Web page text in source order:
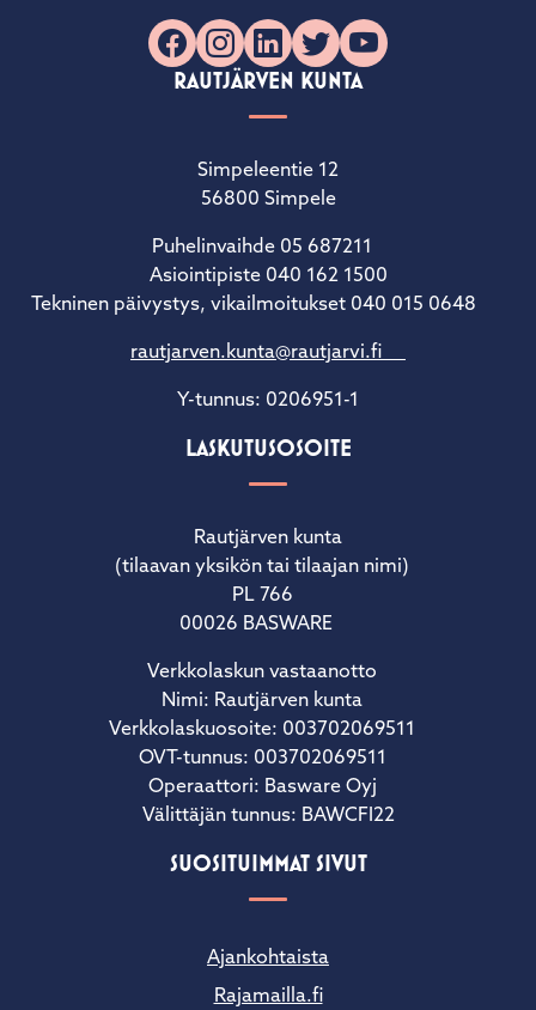
Facebook
Instagram
LinkedIn
X YouTube
RAUTJÄRVEN KUNTA
Simpeleentie 12
56800 Simpele
Puhelinvaihde 05 687211
Asiointipiste 040 162 1500
Tekninen päivystys, vikailmoitukset 040 015 0648
rautjarven.kunta@rautjarvi.fi
Y-tunnus: 0206951-1
LASKUTUSOSOITE
Rautjärven kunta
(tilaavan yksikön tai tilaajan nimi)
PL 766
00026 BASWARE
Verkkolaskun vastaanotto
Nimi: Rautjärven kunta
Verkkolaskuosoite: 003702069511
OVT-tunnus: 003702069511
Operaattori: Basware Oyj
Välittäjän tunnus: BAWCFI22
SUOSITUIMMAT SIVUT
Ajankohtaista
Rajamailla.fi